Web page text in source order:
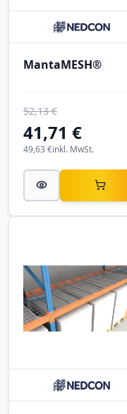
MantaMESH®
41,71 €
52,13 €
inkl. MwSt.
49,63 €